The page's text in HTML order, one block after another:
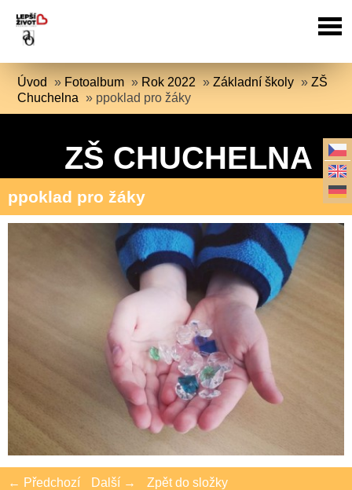
Úvod » Fotoalbum » Rok 2022 »Základní školy »ZŠ
Chuchelna » ppoklad pro žáky
ZŠ CHUCHELNA
ppoklad pro žáky
← Předchozí Další → Zpět do složky